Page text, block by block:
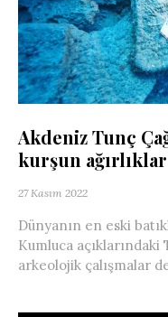
Akdeniz Tunç
kurşun ağırlıklar
27 Kasım 2022
Dünyanın en eski
Kumluca açıklarındaki
arkeolojik çalışmalar